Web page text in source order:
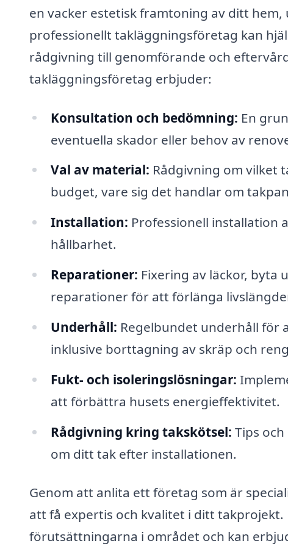
en vacker estetisk framtoning av ditt
professionellt takläggningsföretag kan
rådgivning till genomförande och
takläggningsföretag erbjuder:
Konsultation och bedömning: En
eventuella skador eller behov av
Val av material: Rådgivning om vilket
budget, vare sig det handlar om
Installation: Professionell installation
hållbarhet.
Reparationer: Fixering av läckor,
reparationer för att förlänga
Underhåll: Regelbundet underhåll för
inklusive borttagning av skräp och
Fukt- och isoleringslösningar:
att förbättra husets energieffektivitet.
Rådgivning kring takskötsel: Tips
om ditt tak efter installationen.
Genom att anlita ett företag som är
att få expertis och kvalitet i ditt takprojekt.
förutsättningarna i området och kan